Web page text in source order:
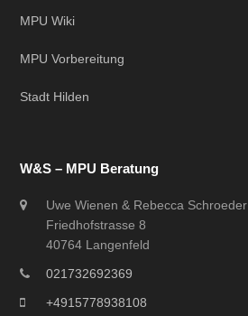
MPU Wiki
MPU Vorbereitung
Stadt Hilden
W&S – MPU Beratung
Uwe Wienen & Rebecca Schroeder
Friedhofstrasse 8
40764 Langenfeld
021732692369
+4915778938108